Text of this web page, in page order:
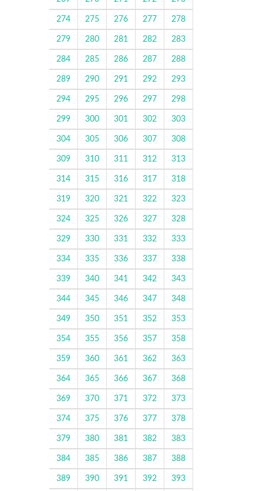
274 275 276 277 278
279 280 281 282 283
284 285 286 287 288
289 290 291 292 293
294 295 296 297 298
299 300 301 302 303
304 305 306 307 308
309 310 311 312 313
314 315 316 317 318
319 320 321 322 323
324 325 326 327 328
329 330 331 332 333
334 335 336 337 338
339 340 341 342 343
344 345 346 347 348
349 350 351 352 353
354 355 356 357 358
359 360 361 362 363
364 365 366 367 368
369 370 371 372 373
374 375 376 377 378
379 380 381 382 383
384 385 386 387 388
389 390 391 392 393